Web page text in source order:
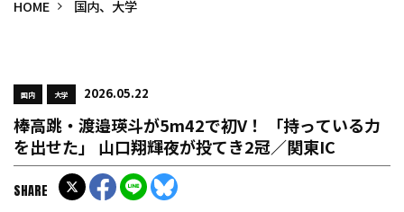
HOME 国内、大学
国内 大学 2026.05.22
棒高跳・渡邉瑛斗が5m42で初V！ 「持っている力
を出せた」 山口翔輝夜が投てき2冠／関東IC
SHARE